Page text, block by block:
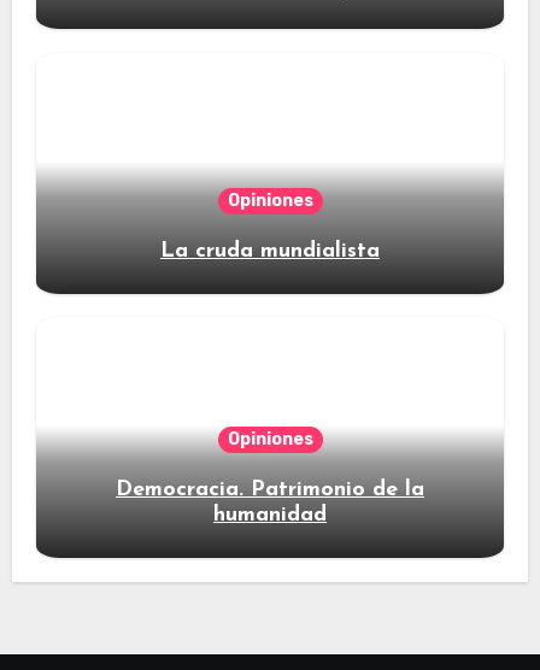
Opiniones
La cruda mundialista
Opiniones
Democracia. Patrimonio de la
humanidad